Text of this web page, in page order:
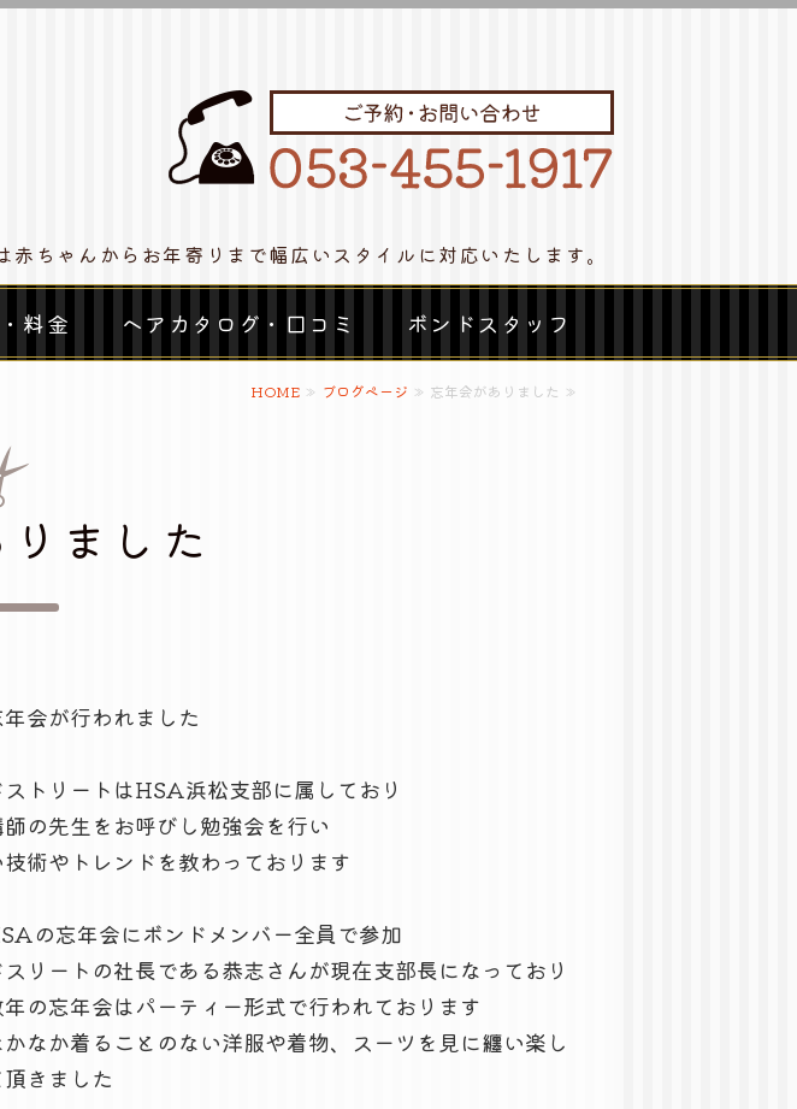
ちゃんからお年寄りまで幅広いスタイルに対応いたします。
料金 ヘアカタログ・口コミ ボンドスタッフ
HOME ≫ ブログページ ≫ 忘年会がありました ≫
ました
会が行われました
ストリートはHSA浜松支部に属しており
の先生をお呼びし勉強会を行い
術やトレンドを教わっております
の忘年会にボンドメンバー全員で参加
リートの社長である恭志さんが現在支部長になっており
年の忘年会はパーティー形式で行われております
なか着ることのない洋服や着物、スーツを見に纏い楽し
きました